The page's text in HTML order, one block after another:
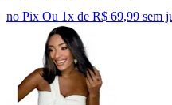
no Pix Ou 1x de R$ 69,99 sem